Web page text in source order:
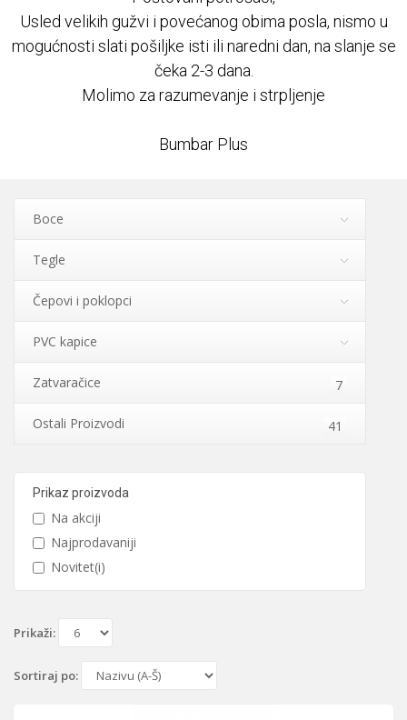
Najčešća pitanja
Usled velikih gužvi i povećanog obima posla, nismo u
mogućnosti slati pošiljke isti ili naredni dan, na slanje se
čeka 2-3 dana.
Molimo za razumevanje i strpljenje
Bumbar Plus
Boce
Tegle
Čepovi i poklopci
PVC kapice
Zatvaračice 7
Ostali Proizvodi 41
Prikaz proizvoda
Na akciji
Najprodavaniji
Novitet(i)
Prikaži:
Sortiraj po: